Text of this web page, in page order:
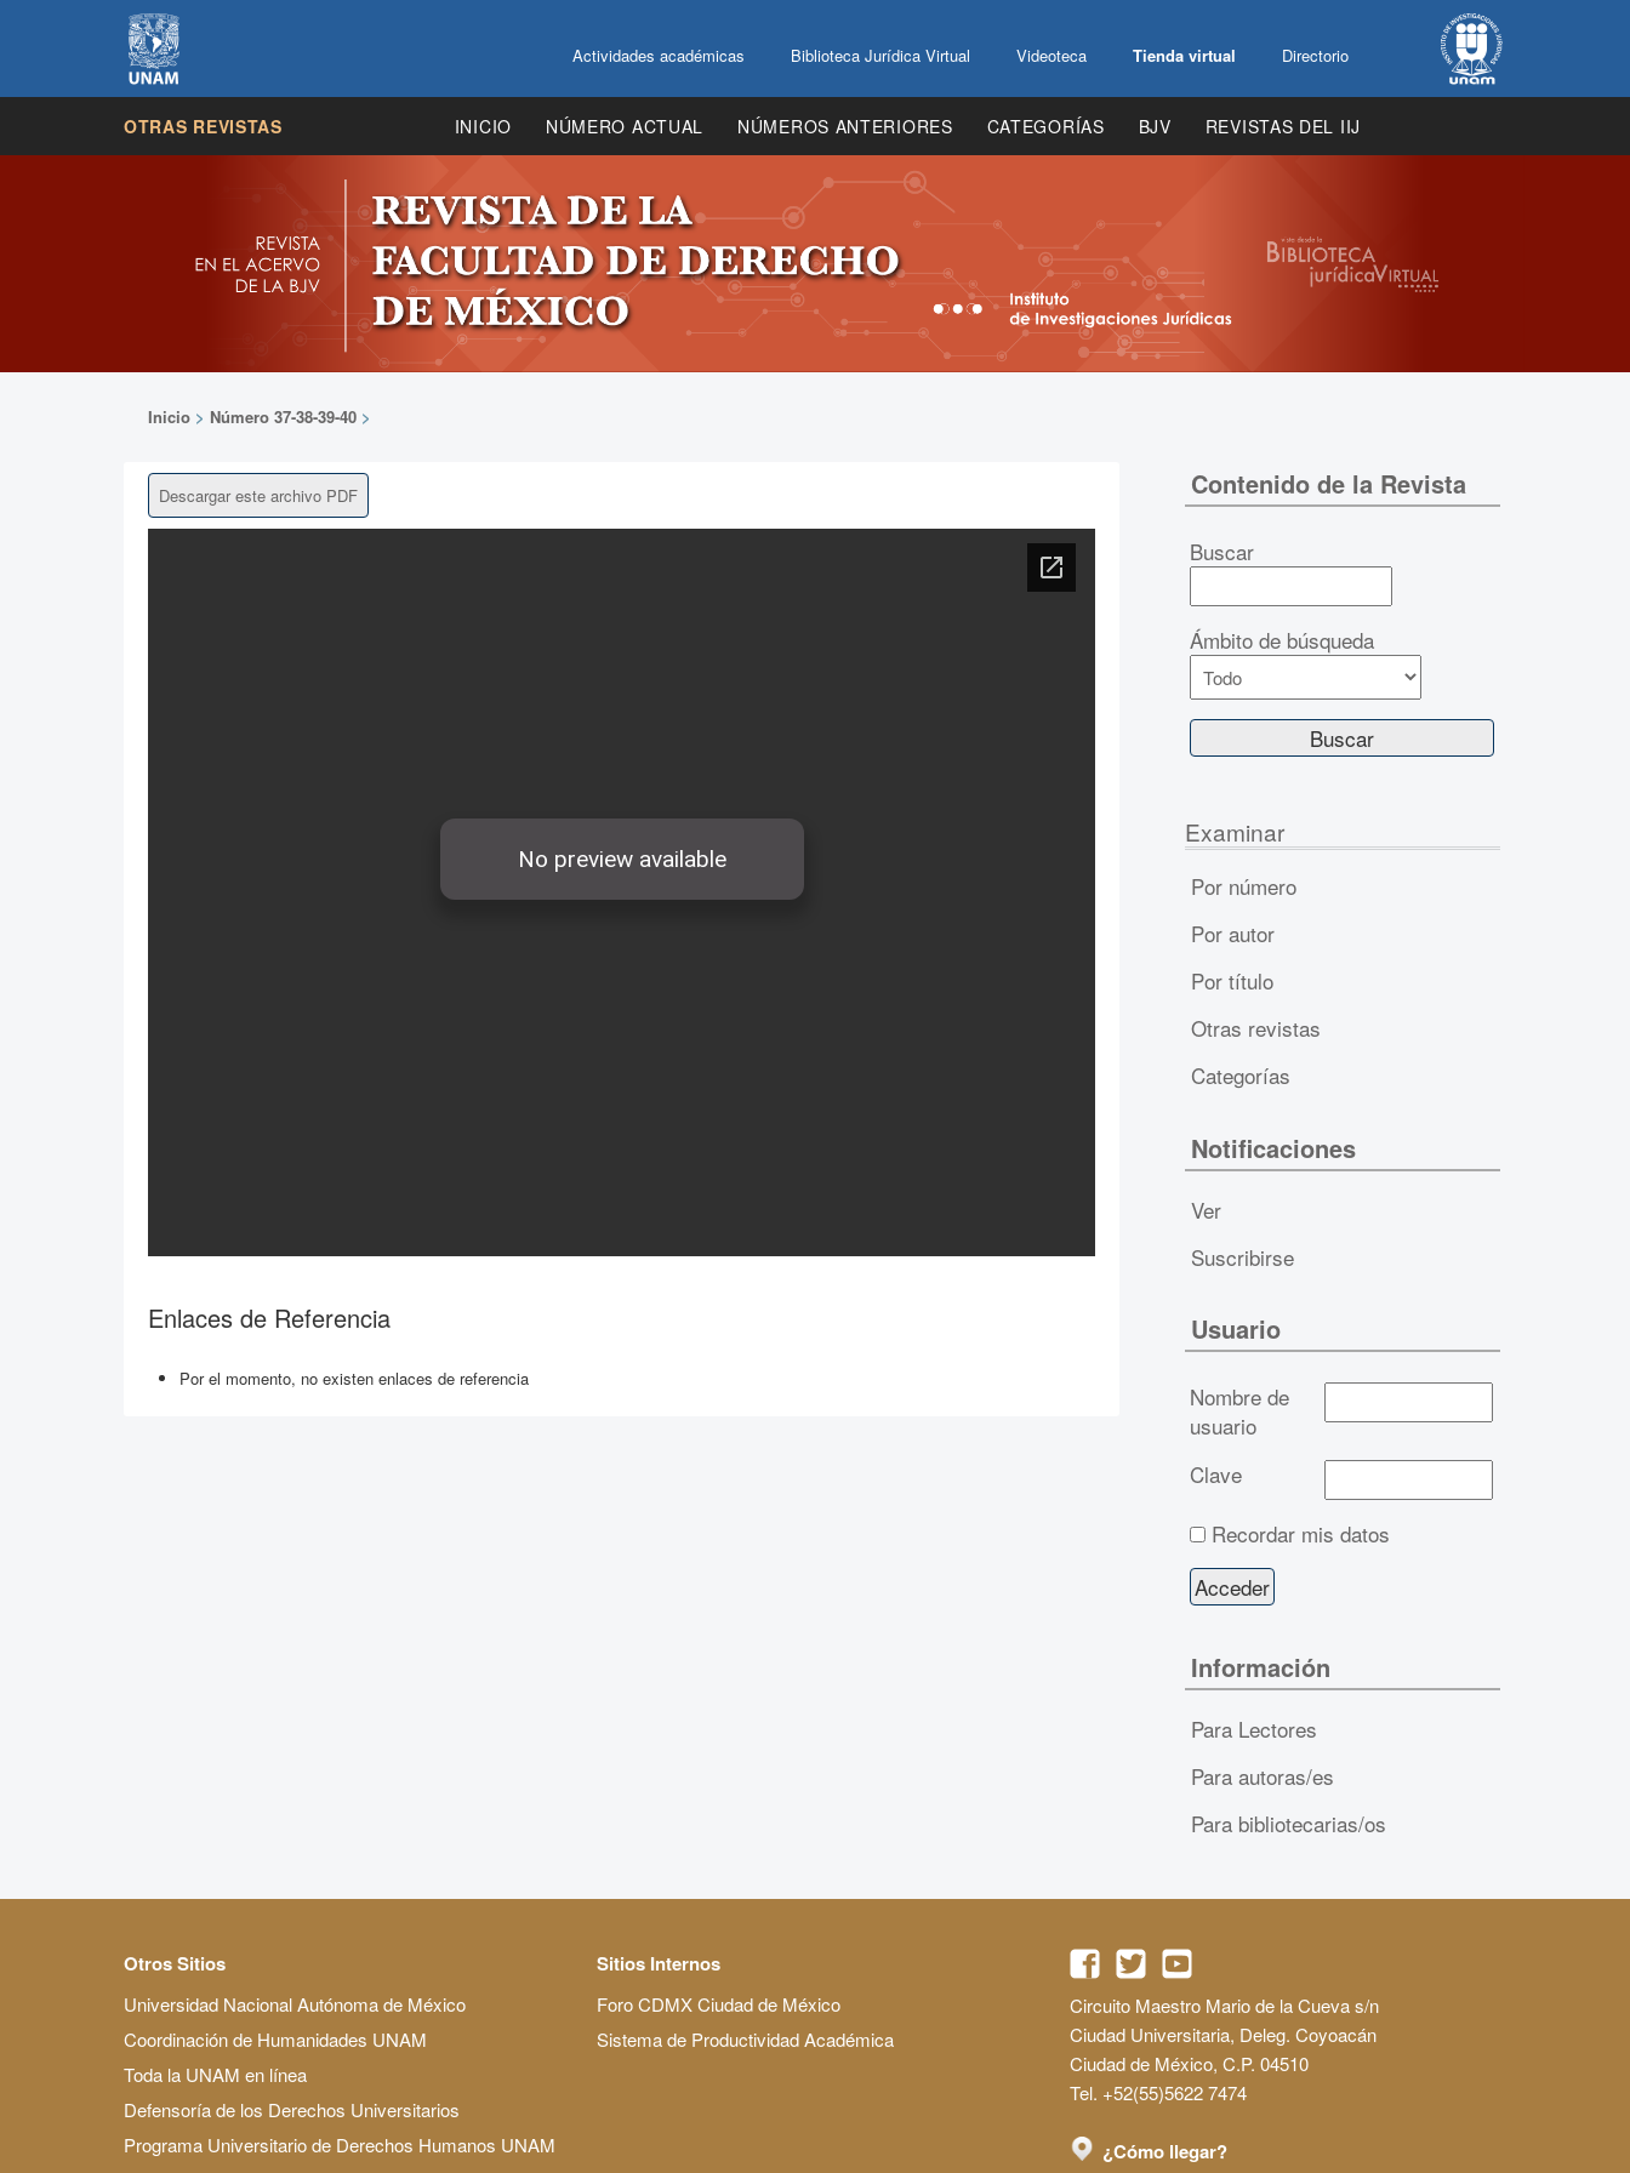
Actividades académicas Biblioteca Jurídica Virtual Videoteca Tienda virtual Directorio
OTRAS REVISTAS INICIO NÚMERO ACTUAL NÚMEROS ANTERIORES CATEGORÍAS BJV REVISTAS DEL IIJ
Inicio > Número 37-38-39-40 >
Descargar este archivo PDF
Enlaces de Referencia
Por el momento, no existen enlaces de referencia
Contenido de la Revista
Buscar
Ámbito de búsqueda
Examinar
Por número
Por autor
Por título
Otras revistas
Categorías
Notificaciones
Ver
Suscribirse
Usuario
Nombre de
usuario
Clave
Recordar mis datos
Información
Para Lectores
Para autoras/es
Para bibliotecarias/os
Otros Sitios
Universidad Nacional Autónoma de México
Coordinación de Humanidades UNAM
Toda la UNAM en línea
Defensoría de los Derechos Universitarios
Programa Universitario de Derechos Humanos UNAM
Sitios Internos
Foro CDMX Ciudad de México
Sistema de Productividad Académica
Circuito Maestro Mario de la Cueva s/n
Ciudad Universitaria, Deleg. Coyoacán
Ciudad de México, C.P. 04510
Tel. +52(55)5622 7474
¿Cómo llegar?